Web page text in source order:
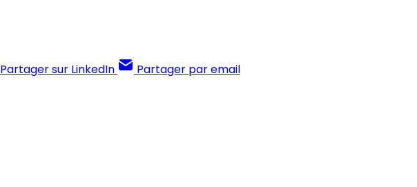
Partager sur LinkedIn Partager par email